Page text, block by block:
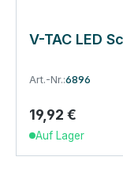
V-TAC LED
Art.-Nr.:6896
Regulärer Preis:
19,92 €
Auf Lager